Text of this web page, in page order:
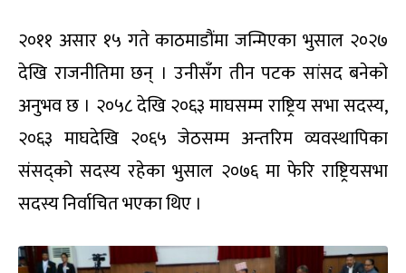
२०११ असार १५ गते काठमाडौंमा जन्मिएका भुसाल २०२७
देखि राजनीतिमा छन् । उनीसँग तीन पटक सांसद बनेको
अनुभव छ । २०५८ देखि २०६३ माघसम्म राष्ट्रिय सभा सदस्य,
२०६३ माघदेखि २०६५ जेठसम्म अन्तरिम व्यवस्थापिका
संसद्को सदस्य रहेका भुसाल २०७६ मा फेरि राष्ट्रियसभा
सदस्य निर्वाचित भएका थिए ।